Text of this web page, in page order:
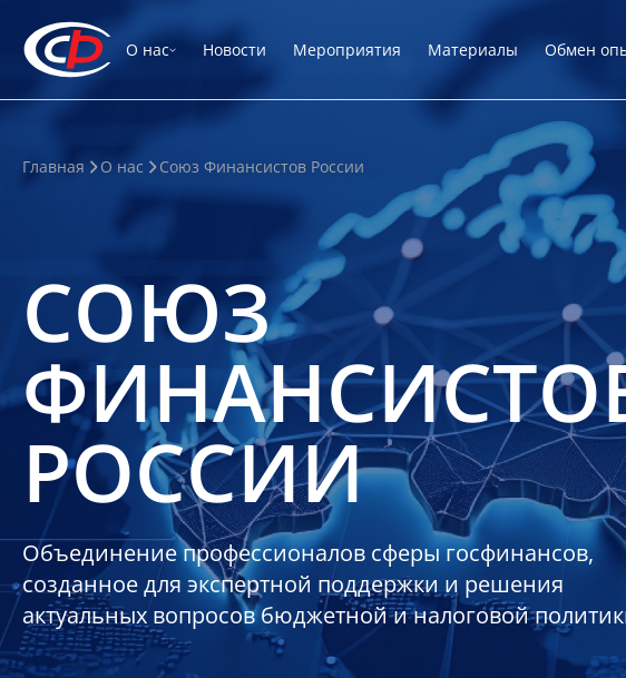
О нас Новости Мероприятия Материалы Обмен
Главная О нас Союз Финансистов России
СОЮЗ
РОССИИ
Объединение профессионалов сферы госфинансов,
созданное для экспертной поддержки и решения
актуальных вопросов бюджетной и налоговой